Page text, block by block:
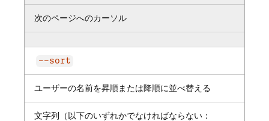
次のページへのカーソル
--sort
ユーザーの名前を昇順または降順に並べ替える
文字列（以下のいずれかでなければならない：